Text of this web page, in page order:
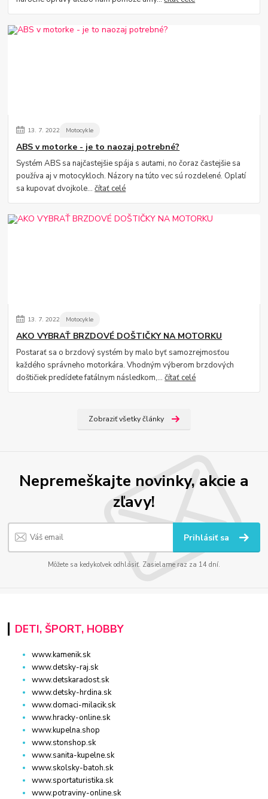
13. 7. 2022 Motocykle
ABS v motorke - je to naozaj potrebné?
Systém ABS sa najčastejšie spája s autami, no čoraz častejšie sa
používa aj v motocykloch. Názory na túto vec sú rozdelené. Oplatí
sa kupovať dvojkole...čítať celé
13. 7. 2022 Motocykle
AKO VYBRAŤ BRZDOVÉ DOŠTIČKY NA MOTORKU
Postarať sa o brzdový systém by malo byť samozrejmosťou
každého správneho motorkára. Vhodným výberom brzdových
doštičiek predídete fatálnym následkom,...čítať celé
Zobraziť všetky články
Nepremeškajte novinky, akcie a
zľavy!
Prihlásiť sa
Môžete sa kedykoľvek odhlásiť. Zasielame raz za 14 dní.
DETI, ŠPORT, HOBBY
www.kamenik.sk
www.detsky-raj.sk
www.detskaradost.sk
www.detsky-hrdina.sk
www.domaci-milacik.sk
www.hracky-online.sk
www.kupelna.shop
www.stonshop.sk
www.sanita-kupelne.sk
www.skolsky-batoh.sk
www.sportaturistika.sk
www.potraviny-online.sk